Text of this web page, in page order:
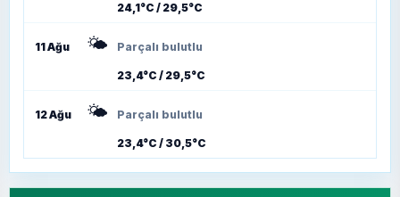
24,1°C / 29,5°C
11 Ağu 🌤️ Parçalı bulutlu
23,4°C / 29,5°C
12 Ağu 🌤️ Parçalı bulutlu
23,4°C / 30,5°C